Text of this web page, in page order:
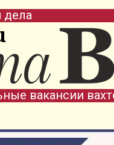
дела
вакансии